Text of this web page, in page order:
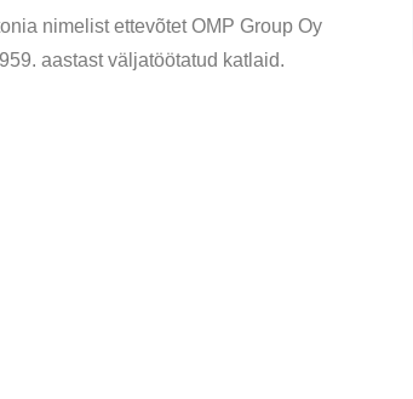
nimelist ettevõtet OMP Group Oy
aastast väljatöötatud katlaid.